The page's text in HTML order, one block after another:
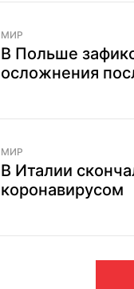
МИР
В Польше
осложнения
МИР
В Италии
коронавирусом